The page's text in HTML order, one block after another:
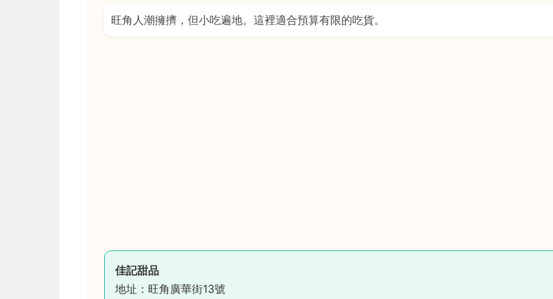
旺角人潮擁擠，但小吃遍地。這裡適合預算有限的吃貨。
佳記甜品
地址：旺角廣華街13號